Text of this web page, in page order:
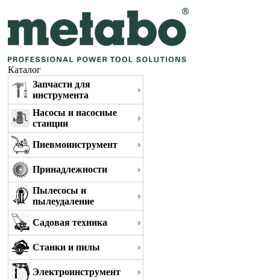
Каталог
Запчасти для
инструмента
Насосы и насосные
станции
Пневмоинструмент
Принадлежности
Пылесосы и
пылеудаление
Садовая техника
Станки и пилы
Электроинструмент